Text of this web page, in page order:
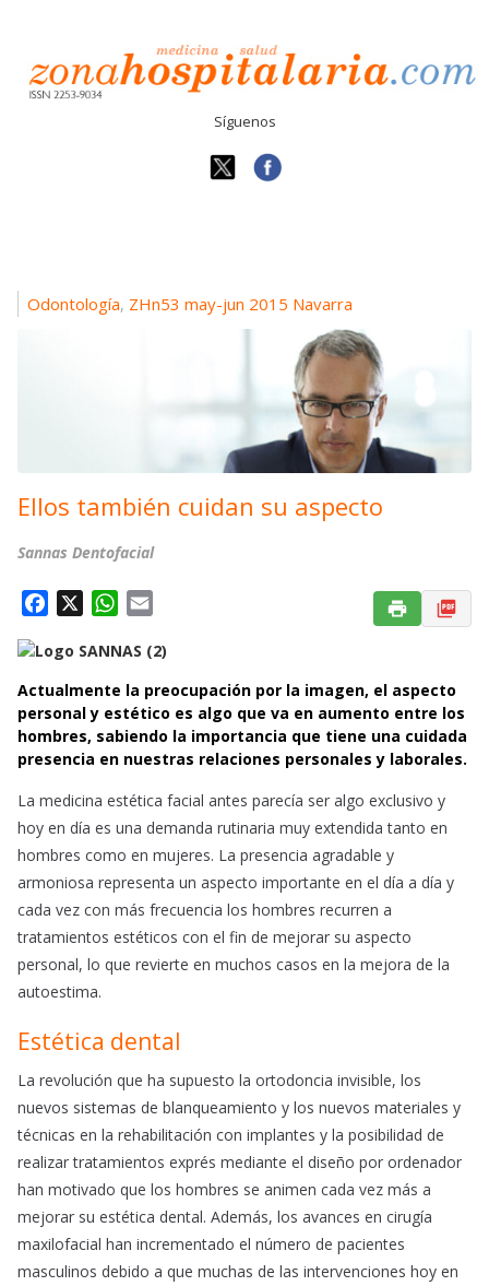
Síguenos
Odontología, ZHn53 may-jun 2015 Navarra
Ellos también cuidan su aspecto
Sannas Dentofacial
c
e
b
o
o
W
a
t
s
A
p
a
i
l
Actualmente la preocupación por la imagen, el aspecto
personal y estético es algo que va en aumento entre los
hombres, sabiendo la importancia que tiene una cuidada
presencia en nuestras relaciones personales y laborales.
La medicina estética facial antes parecía ser algo exclusivo y
hoy en día es una demanda rutinaria muy extendida tanto en
hombres como en mujeres. La presencia agradable y
armoniosa representa un aspecto importante en el día a día y
cada vez con más frecuencia los hombres recurren a
tratamientos estéticos con el fin de mejorar su aspecto
personal, lo que revierte en muchos casos en la mejora de la
autoestima.
Estética dental
La revolución que ha supuesto la ortodoncia invisible, los
nuevos sistemas de blanqueamiento y los nuevos materiales y
técnicas en la rehabilitación con implantes y la posibilidad de
realizar tratamientos exprés mediante el diseño por ordenador
han motivado que los hombres se animen cada vez más a
mejorar su estética dental. Además, los avances en cirugía
maxilofacial han incrementado el número de pacientes
masculinos debido a que muchas de las intervenciones hoy en